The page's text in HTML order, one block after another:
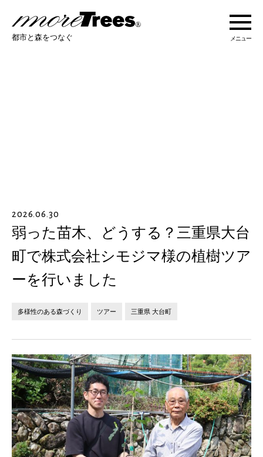
more trees
都市と森をつなぐ メニュー
あなたにできること
法人の方へ
お問い合わせ
JP EN
2026.06.30
弱った苗木、どうする？三重県大台
町で株式会社シモジマ様の植樹ツア
ーを行いました
多様性のある森づくり ツアー 三重県 大台町